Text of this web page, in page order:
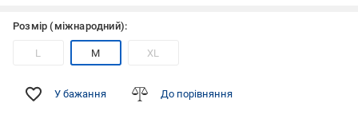
Розмір (міжнародний):
L M XL
У бажання До порівняння